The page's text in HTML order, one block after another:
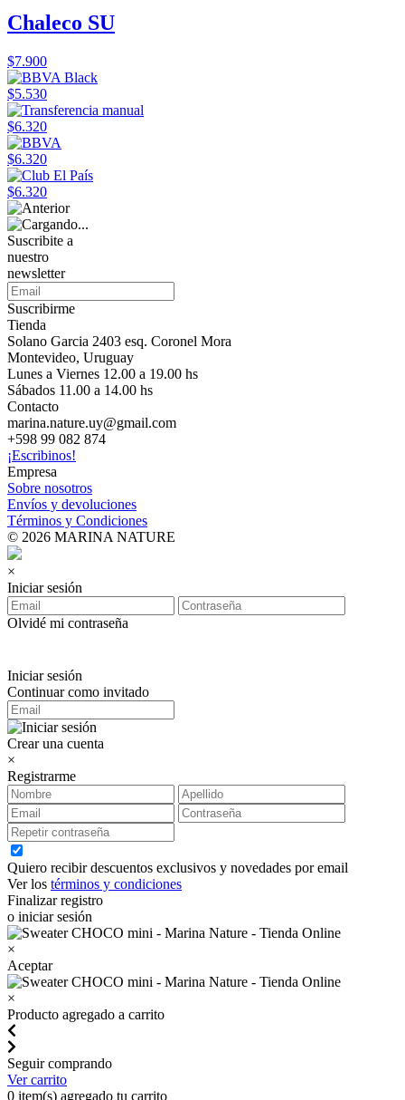
Chaleco SU
$7.900
$5.530
$6.320
$6.320
$6.320
Suscribite a
nuestro
newsletter
Suscribirme
Tienda
Solano Garcia 2403 esq. Coronel Mora
Montevideo, Uruguay
Lunes a Viernes 12.00 a 19.00 hs
Sábados 11.00 a 14.00 hs
Contacto
marina.nature.uy@gmail.com
+598 99 082 874
¡Escribinos!
Empresa
Sobre nosotros
Envíos y devoluciones
Términos y Condiciones
© 2026 MARINA NATURE
×
Iniciar sesión
Olvidé mi contraseña
Iniciar sesión
Continuar como invitado
Crear una cuenta
×
Registrarme
Quiero recibir descuentos exclusivos y novedades por email
Ver los términos y condiciones
Finalizar registro
o iniciar sesión
×
Aceptar
×
Producto agregado a carrito
Seguir comprando
Ver carrito
0 item(s) agregado tu carrito